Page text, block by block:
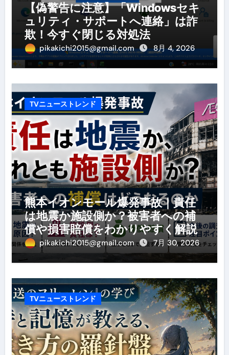
【偽警告に注意】「Windowsセキ
ュリティ・サポートへ連絡」は詐
欺！今すぐ閉じる対処法
pikakichi2015@gmail.com 8月 4, 2026
TVニューストレンド
熊本イオンモール爆発事故｜責任
は地震か施設側か？被害者への補
償や損害賠償をわかりやすく解説
pikakichi2015@gmail.com 7月 30, 2026
TVニューストレンド